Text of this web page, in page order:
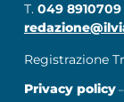
T. 049 8910709
Registrazione
Privacy policy–